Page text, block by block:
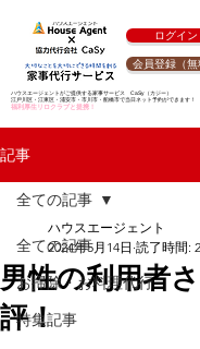
ログイン
会員登録（無
ハウスエージェントがご提供する家事サービス CaSy （カジー）
江戸川区・江東区・浦安市・市川市・船橋市で当日ネット予約ができます！
福利厚生リロクラブと提携！
記事
全ての記事
お掃除・お料理代行
特集記事
全ての記事
男性の利用者
評！
ハウスエージェント
2024年5月14日 読了時間: